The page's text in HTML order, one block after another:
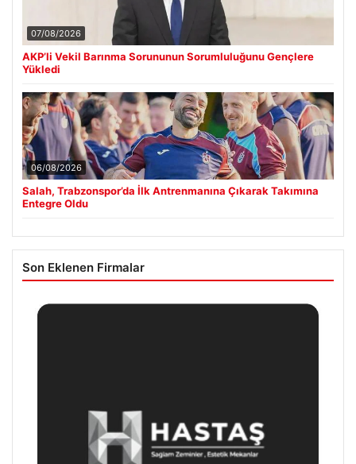
07/08/2026
AKP’li Vekil Barınma Sorununun Sorumluluğunu Gençlere
Yükledi
06/08/2026
Salah, Trabzonspor’da İlk Antrenmanına Çıkarak Takımına
Entegre Oldu
Son Eklenen Firmalar